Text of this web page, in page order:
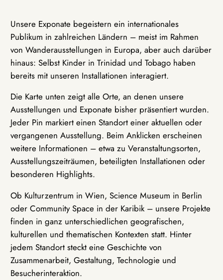
Unsere Exponate begeistern ein internationales
Publikum in zahlreichen Ländern – meist im Rahmen
von Wanderausstellungen in Europa, aber auch darüber
hinaus: Selbst Kinder in Trinidad und Tobago haben
bereits mit unseren Installationen interagiert.
Die Karte unten zeigt alle Orte, an denen unsere
Ausstellungen und Exponate bisher präsentiert wurden.
Jeder Pin markiert einen Standort einer aktuellen oder
vergangenen Ausstellung. Beim Anklicken erscheinen
weitere Informationen – etwa zu Veranstaltungsorten,
Ausstellungszeiträumen, beteiligten Installationen oder
besonderen Highlights.
Ob Kulturzentrum in Wien, Science Museum in Berlin
oder Community Space in der Karibik – unsere Projekte
finden in ganz unterschiedlichen geografischen,
kulturellen und thematischen Kontexten statt. Hinter
jedem Standort steckt eine Geschichte von
Zusammenarbeit, Gestaltung, Technologie und
Besucherinteraktion.